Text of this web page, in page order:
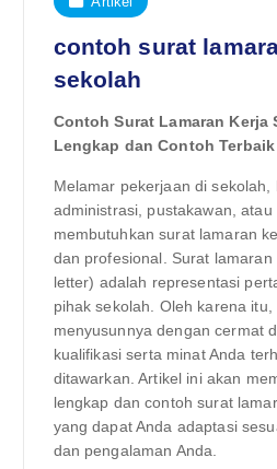
contoh surat
sekolah
Contoh Surat Lamaran Kerja
Lengkap dan Contoh Terbaik
Melamar pekerjaan di
administrasi, pustakawan, atau
membutuhkan surat lamaran
dan profesional. Surat
letter) adalah representasi
pihak sekolah. Oleh karena
menyusunnya dengan cermat
kualifikasi serta minat Anda
ditawarkan. Artikel ini akan
lengkap dan contoh surat
yang dapat Anda adaptasi
dan pengalaman Anda.